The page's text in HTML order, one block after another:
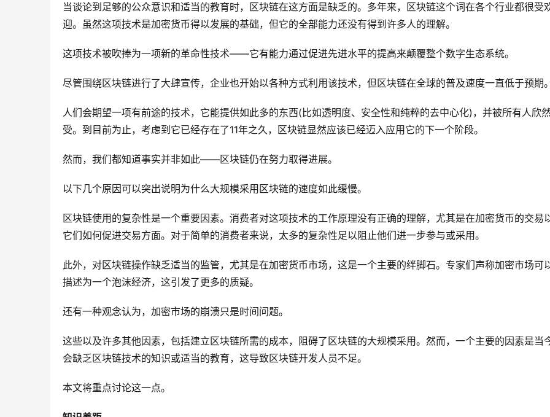
当谈论到足够的公众意识和适当的教育时，区块链在这方面是缺乏的。多年来，区块链这个词在各个行业都很受
迎。虽然这项技术是加密货币得以发展的基础，但它的全部能力还没有得到许多人的理解。
这项技术被吹捧为一项新的革命性技术——它有能力通过促进先进水平的提高来颠覆整个数字生态系统。
尽管围绕区块链进行了大肆宣传，企业也开始以各种方式利用该技术，但区块链在全球的普及速度一直低于预期。
人们会期望一项有前途的技术，它能提供如此多的东西(比如透明度、安全性和纯粹的去中心化)，并被所有人欣
受。到目前为止，考虑到它已经存在了11年之久，区块链显然应该已经迈入应用它的下一个阶段。
然而，我们都知道事实并非如此——区块链仍在努力取得进展。
以下几个原因可以突出说明为什么大规模采用区块链的速度如此缓慢。
区块链使用的复杂性是一个重要因素。消费者对这项技术的工作原理没有正确的理解，尤其是在加密货币的交易
它们如何促进交易方面。对于简单的消费者来说，太多的复杂性足以阻止他们进一步参与或采用。
此外，对区块链操作缺乏适当的监管，尤其是在加密货币市场，这是一个主要的绊脚石。专家们声称加密市场可
描述为一个泡沫经济，这引发了更多的质疑。
还有一种观念认为，加密市场的崩溃只是时间问题。
这些以及许多其他因素，包括建立区块链所需的成本，阻碍了区块链的大规模采用。然而，一个主要的因素是当
会缺乏区块链技术的知识或适当的教育，这导致区块链开发人员不足。
本文将重点讨论这一点。